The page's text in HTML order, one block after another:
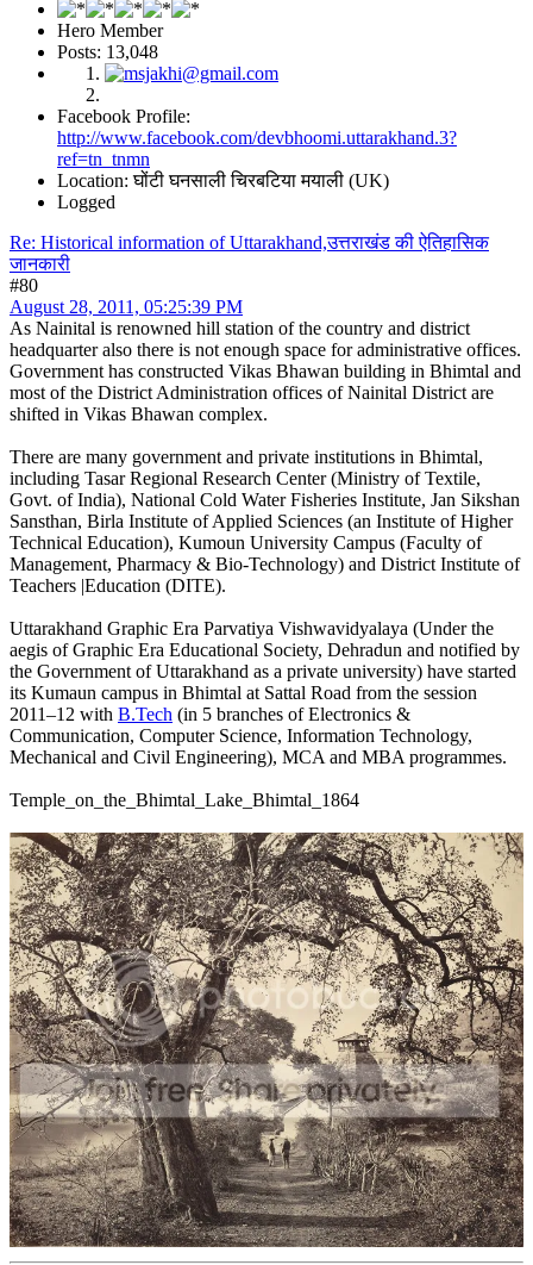
Hero Member
Posts: 13,048
Facebook Profile:
http://www.facebook.com/devbhoomi.uttarakhand.3?
ref=tn_tnmn
Location: घोंटी घनसाली चिरबटिया मयाली (UK)
Logged
Re: Historical information of Uttarakhand,उत्तराखंड की ऐतिहासिक
जानकारी
#80
August 28, 2011, 05:25:39 PM
As Nainital is renowned hill station of the country and district
headquarter also there is not enough space for administrative offices.
Government has constructed Vikas Bhawan building in Bhimtal and
most of the District Administration offices of Nainital District are
shifted in Vikas Bhawan complex.
There are many government and private institutions in Bhimtal,
including Tasar Regional Research Center (Ministry of Textile,
Govt. of India), National Cold Water Fisheries Institute, Jan Sikshan
Sansthan, Birla Institute of Applied Sciences (an Institute of Higher
Technical Education), Kumoun University Campus (Faculty of
Management, Pharmacy & Bio-Technology) and District Institute of
Teachers |Education (DITE).
Uttarakhand Graphic Era Parvatiya Vishwavidyalaya (Under the
aegis of Graphic Era Educational Society, Dehradun and notified by
the Government of Uttarakhand as a private university) have started
its Kumaun campus in Bhimtal at Sattal Road from the session
2011–12 with B.Tech (in 5 branches of Electronics &
Communication, Computer Science, Information Technology,
Mechanical and Civil Engineering), MCA and MBA programmes.
Temple_on_the_Bhimtal_Lake_Bhimtal_1864